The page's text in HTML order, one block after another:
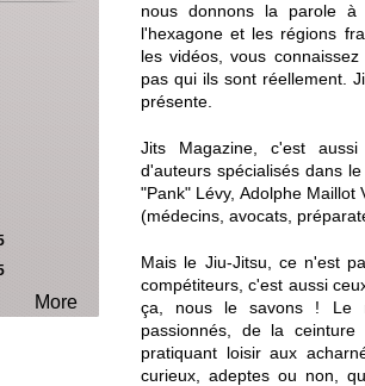
More
nous donnons la parole
l'hexagone et les régions
les vidéos, vous
pas qui ils sont réellement.
présente.
Jits Magazine, c'est
d'auteurs spécialisés dans
"Pank" Lévy, Adolphe
(médecins, avocats,
Mais le Jiu-Jitsu, ce n'est
compétiteurs, c'est aussi
ça, nous le savons ! Le
passionnés, de la
pratiquant loisir aux
curieux, adeptes ou non,